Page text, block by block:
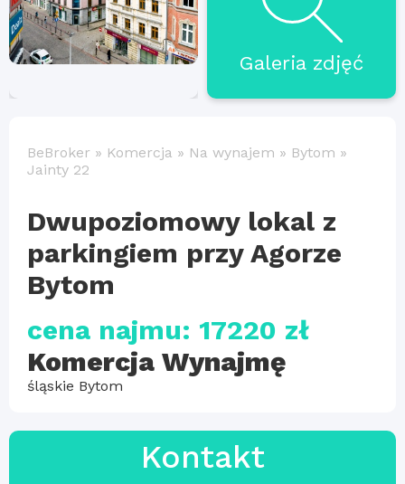
Galeria zdjęć
BeBroker » Komercja » Na wynajem » Bytom »
Jainty 22
Dwupoziomowy lokal z
parkingiem przy Agorze
Bytom
cena najmu: 17220 zł
Komercja Wynajmę
śląskie Bytom
Kontakt